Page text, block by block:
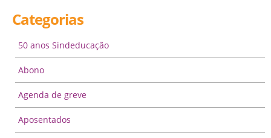
Categorias
50 anos Sindeducação
Abono
Agenda de greve
Aposentados